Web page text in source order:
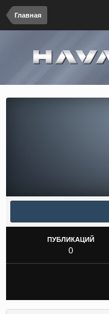
Главная
ПУБЛИКАЦИЙ
0